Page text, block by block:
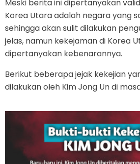
Meski berita ini dipertanyakan
Korea Utara adalah negara yang
sehingga akan sulit dilakukan
jelas, namun kekejaman di Korea
dipertanyakan kebenarannya.
Berikut beberapa jejak kekejian
dilakukan oleh Kim Jong Un di